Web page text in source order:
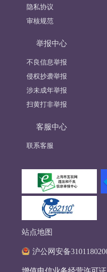
隐私协议
审核规范
举报中心
不良信息举报
侵权抄袭举报
涉未成年举报
扫黄打非举报
客服中心
联系客服
站点地图
沪公网安备